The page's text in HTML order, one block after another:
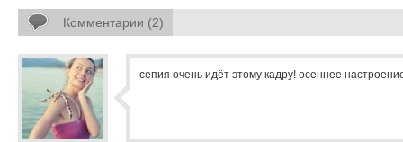
Комментарии (2)
сепия очень идёт этому кадру! осеннее